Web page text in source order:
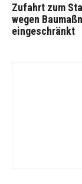
Zufahrt zum
wegen
eingeschränkt